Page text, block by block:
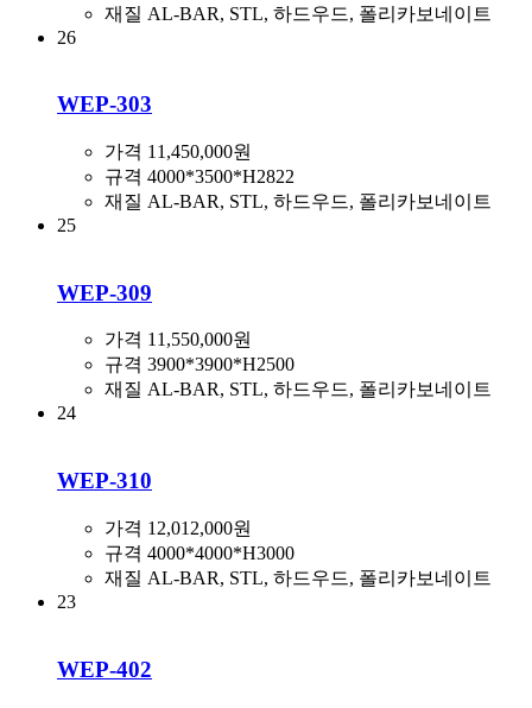
재질 AL-BAR, STL, 하드우드, 폴리카보네이트
26
WEP-303
가격 11,450,000원
규격 4000*3500*H2822
재질 AL-BAR, STL, 하드우드, 폴리카보네이트
25
WEP-309
가격 11,550,000원
규격 3900*3900*H2500
재질 AL-BAR, STL, 하드우드, 폴리카보네이트
24
WEP-310
가격 12,012,000원
규격 4000*4000*H3000
재질 AL-BAR, STL, 하드우드, 폴리카보네이트
23
WEP-402